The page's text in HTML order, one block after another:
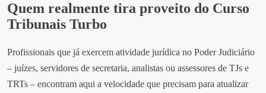
Quem realmente tira proveito do Curso
Tribunais Turbo
Profissionais que já exercem atividade jurídica no Poder Judiciário
– juízes, servidores de secretaria, analistas ou assessores de TJs e
TRTs – encontram aqui a velocidade que precisam para atualizar